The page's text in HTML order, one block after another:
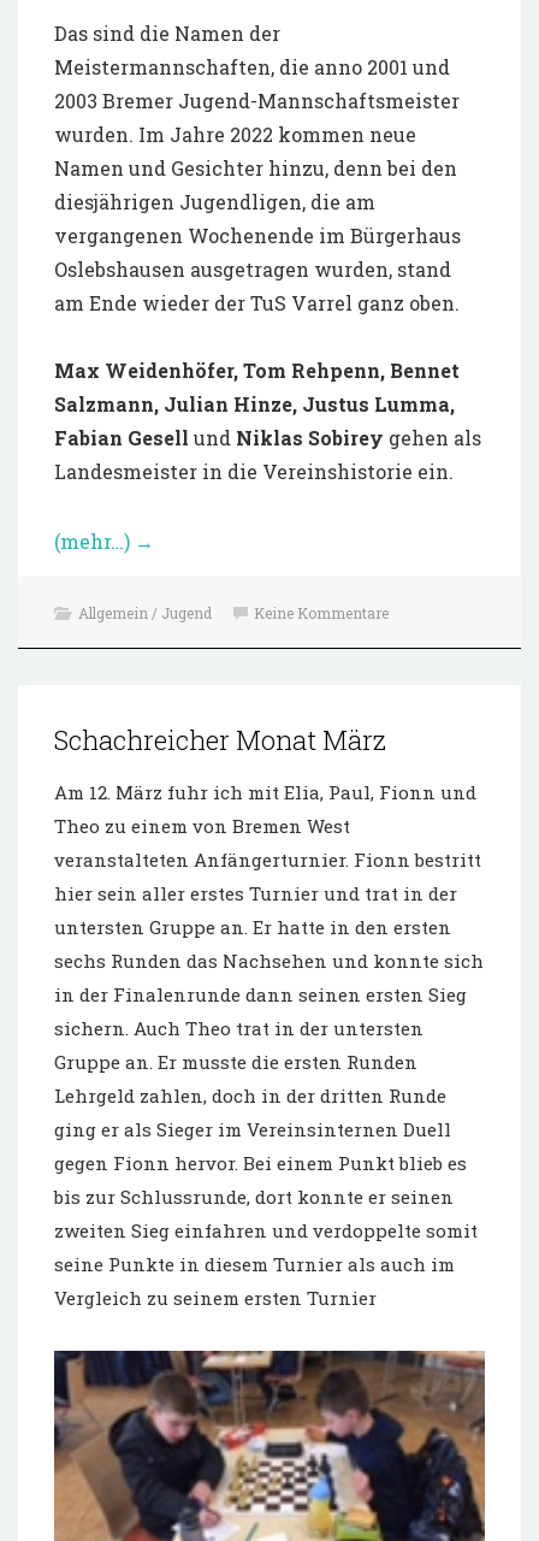
Das sind die Namen der
Meistermannschaften, die anno 2001 und
2003 Bremer Jugend-Mannschaftsmeister
wurden. Im Jahre 2022 kommen neue
Namen und Gesichter hinzu, denn bei den
diesjährigen Jugendligen, die am
vergangenen Wochenende im Bürgerhaus
Oslebshausen ausgetragen wurden, stand
am Ende wieder der TuS Varrel ganz oben.
Max Weidenhöfer, Tom Rehpenn, Bennet
Salzmann, Julian Hinze, Justus Lumma,
Fabian Gesell und Niklas Sobirey gehen als
Landesmeister in die Vereinshistorie ein.
(mehr…) →
Allgemein / Jugend Keine Kommentare
Schachreicher Monat März
Am 12. März fuhr ich mit Elia, Paul, Fionn und
Theo zu einem von Bremen West
veranstalteten Anfängerturnier. Fionn bestritt
hier sein aller erstes Turnier und trat in der
untersten Gruppe an. Er hatte in den ersten
sechs Runden das Nachsehen und konnte sich
in der Finalenrunde dann seinen ersten Sieg
sichern. Auch Theo trat in der untersten
Gruppe an. Er musste die ersten Runden
Lehrgeld zahlen, doch in der dritten Runde
ging er als Sieger im Vereinsinternen Duell
gegen Fionn hervor. Bei einem Punkt blieb es
bis zur Schlussrunde, dort konnte er seinen
zweiten Sieg einfahren und verdoppelte somit
seine Punkte in diesem Turnier als auch im
Vergleich zu seinem ersten Turnier